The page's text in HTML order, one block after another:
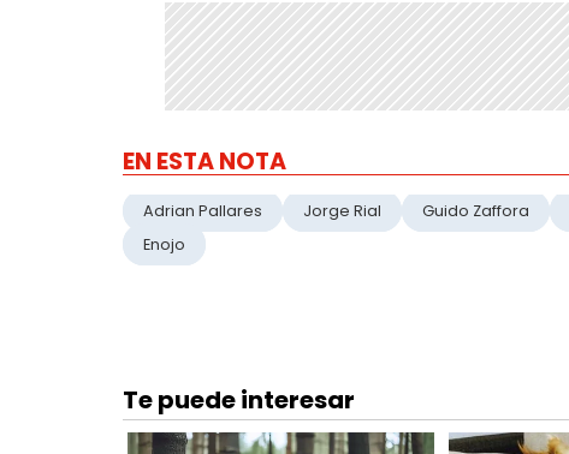
EN ESTA NOTA
Adrian Pallares Jorge Rial Guido Zaffora
Enojo